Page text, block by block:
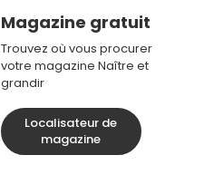
Magazine gratuit
Trouvez où vous procurer
votre magazine Naître et
grandir
Localisateur de
magazine